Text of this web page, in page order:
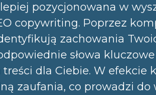
pozycjonowana w
copywriting. Poprzez
zachowania
słowa
dla Ciebie. W efekcie
zaufania, co prowadzi